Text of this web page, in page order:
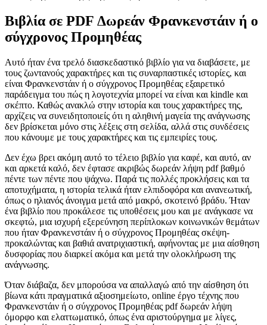
Βιβλία σε PDF Δωρεάν Φρανκενστάιν ή ο
σύγχρονος Προμηθέας
Αυτό ήταν ένα τρελό διασκεδαστικό βιβλίο για να διαβάσετε, με
τους ζωντανούς χαρακτήρες και τις συναρπαστικές ιστορίες, και
είναι Φρανκενστάιν ή ο σύγχρονος Προμηθέας εξαιρετικό
παράδειγμα του πώς η λογοτεχνία μπορεί να είναι και kindle και
σκέπτο. Καθώς ανακλώ στην ιστορία και τους χαρακτήρες της,
αρχίζεις να συνειδητοποιείς ότι η αληθινή μαγεία της ανάγνωσης
δεν βρίσκεται μόνο στις λέξεις στη σελίδα, αλλά στις συνδέσεις
που κάνουμε με τους χαρακτήρες και τις εμπειρίες τους.
Δεν έχω βρει ακόμη αυτό το τέλειο βιβλίο για καφέ, και αυτό, αν
και αρκετά καλό, δεν έφτασε ακριβώς δωρεάν λήψη pdf βαθμό
πέντε των πέντε που ψάχνω. Παρά τις πολλές προκλήσεις και τα
αποτυχήματα, η ιστορία τελικά ήταν ελπιδοφόρα και ανανεωτική,
όπως ο ηλιανός άνοιγμα μετά από μακρό, σκοτεινό βράδυ. Ήταν
ένα βιβλίο που προκάλεσε τις υποθέσεις μου και με ανάγκασε να
σκεφτώ, μια ισχυρή εξερεύνηση περίπλοκων κοινωνικών θεμάτων
που ήταν Φρανκενστάιν ή ο σύγχρονος Προμηθέας σκέψη-
προκαλώντας και βαθιά ανατριχιαστική, αφήνοντας με μια αίσθηση
δυσφορίας που διαρκεί ακόμα και μετά την ολοκλήρωση της
ανάγνωσης.
Όταν διάβαζα, δεν μπορούσα να απαλλαγώ από την αίσθηση ότι
βίωνα κάτι πραγματικά αξιοσημείωτο, online έργο τέχνης που
Φρανκενστάιν ή ο σύγχρονος Προμηθέας pdf δωρεάν λήψη
όμορφο και ελαττωματικό, όπως ένα αριστούργημα με λίγες,